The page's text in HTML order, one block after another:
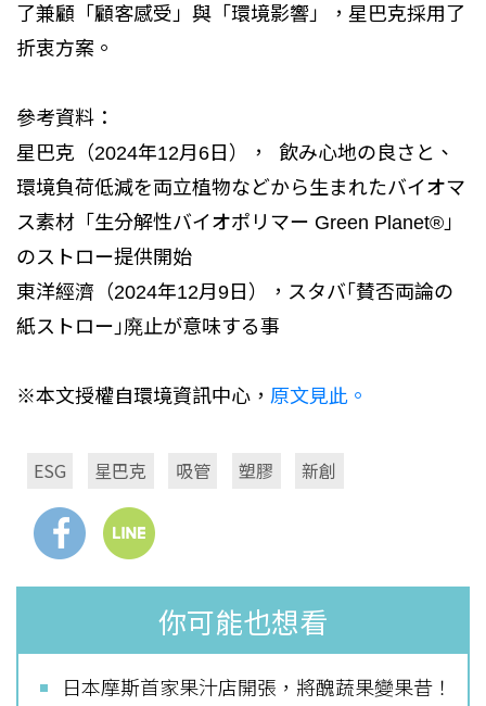
了兼顧「顧客感受」與「環境影響」，星巴克採用了
折衷方案。
參考資料：
星巴克（2024年12月6日）， 飲み心地の良さと、
環境負荷低減を両立植物などから生まれたバイオマ
ス素材「生分解性バイオポリマー Green Planet®」
のストロー提供開始
東洋經濟（2024年12月9日），スタバ｢賛否両論の
紙ストロー｣廃止が意味する事
※本文授權自環境資訊中心， 原文見此。
ESG 星巴克 吸管 塑膠 新創
你可能也想看
日本摩斯首家果汁店開張，將醜蔬果變果昔！